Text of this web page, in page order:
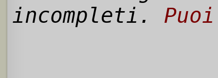
incompleti.